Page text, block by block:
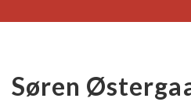
Søren